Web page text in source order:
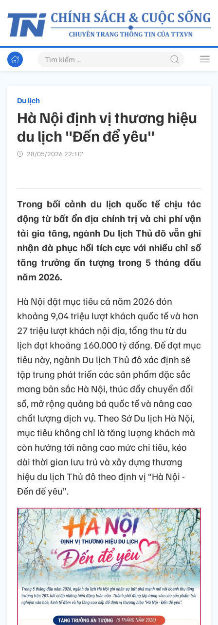
Du lịch
Hà Nội định vị thương hiệu
du lịch "Đến để yêu"
28/05/2026 22:10’
Trong bối cảnh du lịch quốc tế chịu tác
động từ bất ổn địa chính trị và chi phí vận
tải gia tăng, ngành Du lịch Thủ đô vẫn ghi
nhận đà phục hồi tích cực với nhiều chỉ số
tăng trưởng ấn tượng trong 5 tháng đầu
năm 2026.
Hà Nội đặt mục tiêu cả năm 2026 đón
khoảng 9,04 triệu lượt khách quốc tế và hơn
27 triệu lượt khách nội địa, tổng thu từ du
lịch đạt khoảng 160.000 tỷ đồng. Để đạt mục
tiêu này, ngành Du lịch Thủ đô xác định sẽ
tập trung phát triển các sản phẩm đặc sắc
mang bản sắc Hà Nội, thúc đẩy chuyển đổi
số, mở rộng quảng bá quốc tế và nâng cao
chất lượng dịch vụ. Theo Sở Du lịch Hà Nội,
mục tiêu không chỉ là tăng lượng khách mà
còn hướng tới nâng cao mức chi tiêu, kéo
dài thời gian lưu trú và xây dựng thương
hiệu du lịch Thủ đô theo định vị “Hà Nội -
Đến để yêu”.